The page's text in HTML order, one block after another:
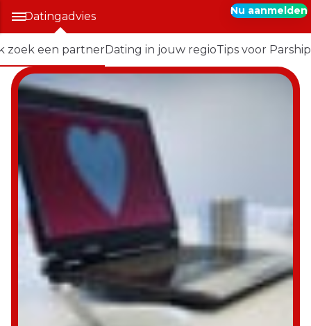
Datingadvies
zoek een partnerDating in jouw regioTips voor Parship
Nu aanmelden